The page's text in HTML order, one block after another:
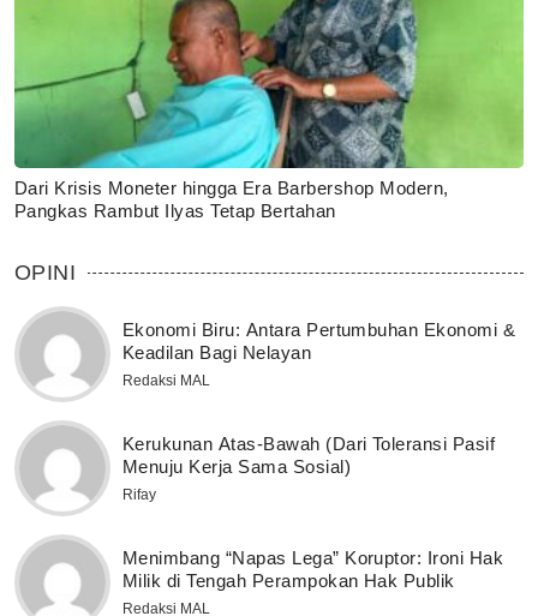
Dari Krisis Moneter hingga Era Barbershop Modern,
Pangkas Rambut Ilyas Tetap Bertahan
OPINI
Ekonomi Biru: Antara Pertumbuhan Ekonomi &
Keadilan Bagi Nelayan
Redaksi MAL
Kerukunan Atas-Bawah (Dari Toleransi Pasif
Menuju Kerja Sama Sosial)
Rifay
Menimbang “Napas Lega” Koruptor: Ironi Hak
Milik di Tengah Perampokan Hak Publik
Redaksi MAL